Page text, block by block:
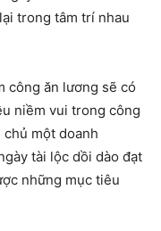
trong tâm trí nhau
công ăn lương sẽ có
niềm vui trong công
một doanh
tài lộc dồi dào đạt
những mục tiêu